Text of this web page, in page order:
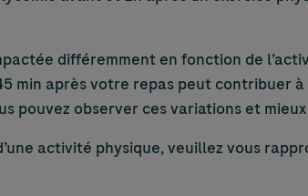
différemment en fonction de
min après votre repas peut contribuer
pouvez observer ces variations et
activité physique, veuillez vous